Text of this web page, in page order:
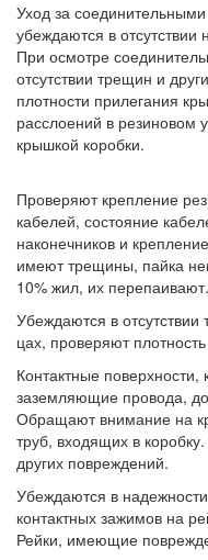
Уход за
убеждаются в
При осмотре
отсутствии трещин и
плотности прилегания
расслоений в резиновом
крышкой коробки.
Проверяют крепление
кабелей, состояние
наконечников и
имеют трещины, пайка
10% жил, их перепаивают.
Убеждаются в
цах, проверяют
Контактные
заземляющие провода,
Обращают внимание на
труб, входящих в
других повреждений.
Убеждаются в
контактных зажимов на
Рейки, имеющие